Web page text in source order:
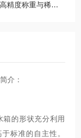
称重与稀释功能
简介：
的形状充分利用
标准的自主性。